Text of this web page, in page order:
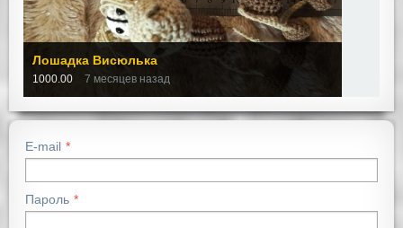
Лошадка Висюлька
1000.00 7 месяцев назад
E-mail
Пароль